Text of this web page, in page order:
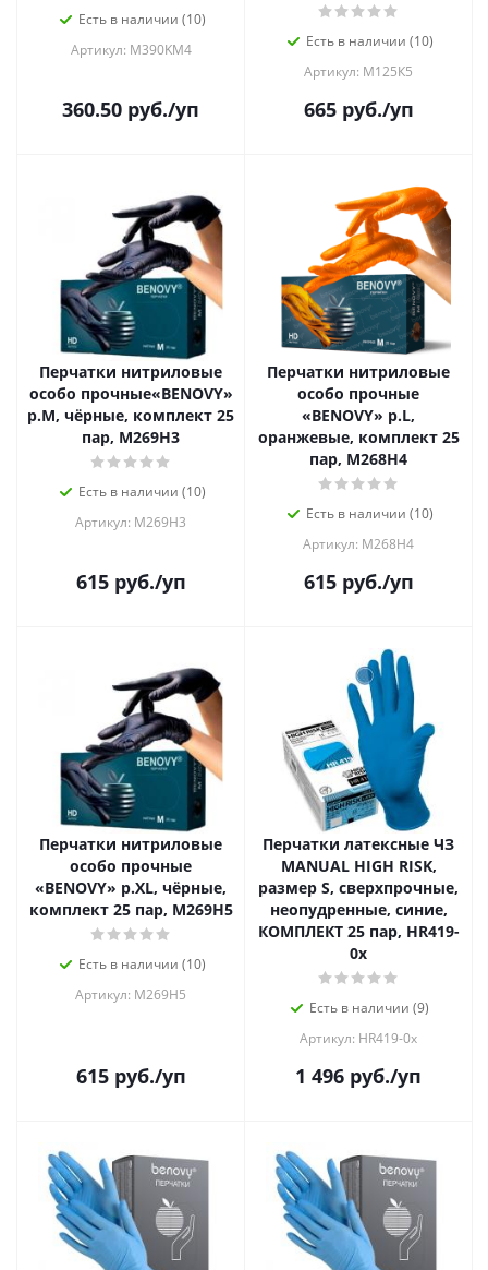
Есть в наличии (10)
Артикул: M390KM4
360.50 руб./уп
Есть в наличии (10)
Артикул: М125К5
665руб./уп
Перчатки нитриловые
особо прочные«BENOVY»
р.М, чёрные, комплект 25
пар, M269H3
Есть в наличии (10)
Артикул: M269H3
615руб./уп
Перчатки нитриловые
особо прочные
«BENOVY» р.L,
оранжевые, комплект 25
пар, М268H4
Есть в наличии (10)
Артикул: М268H4
615руб./уп
Перчатки нитриловые
особо прочные
«BENOVY» р.XL, чёрные,
комплект 25 пар, M269H5
Есть в наличии (10)
Артикул: M269H5
615руб./уп
Перчатки латексные ЧЗ
MANUAL HIGH RISK,
размер S, сверхпрочные,
неопудренные, синие,
КОМПЛЕКТ 25 пар, HR419-
0x
Есть в наличии (9)
Артикул: HR419-0x
1 496 руб./уп